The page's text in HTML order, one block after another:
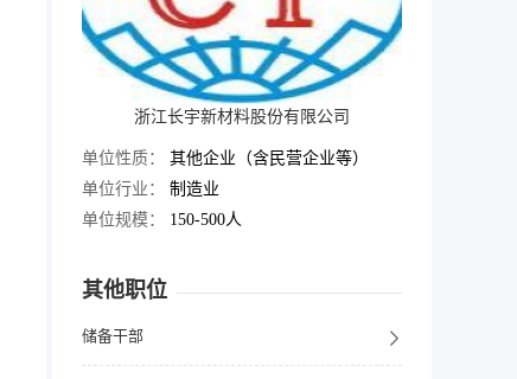
浙江长宇新材料股份有限公司
单位性质：
其他企业（含民营企业等）
单位行业：
制造业
单位规模：
150-500人
其他职位
储备干部